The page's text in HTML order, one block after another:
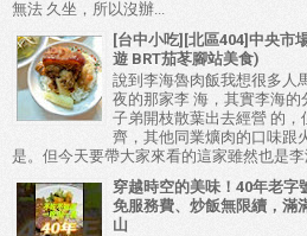
無法 久坐，所以沒辦...
[台中小吃][北區404]中央市
遊 BRT茄苳腳站美食)
說到李海魯肉飯我想很多人
夜的那家李 海，其實李海
子弟開枝散葉出去經營 的
齊，其他同業爌肉的口味跟
是。但今天要帶大家來看的這家雖然也是
穿越時空的美味！40年老字
免服務費、炒飯無限續，滿
山